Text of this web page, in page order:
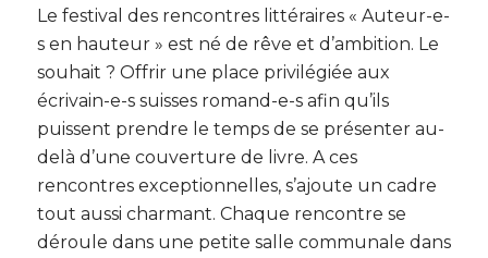
Le festival des rencontres littéraires « Auteur-e-
s en hauteur » est né de rêve et d’ambition. Le
souhait ? Offrir une place privilégiée aux
écrivain-e-s suisses romand-e-s afin qu’ils
puissent prendre le temps de se présenter au-
delà d’une couverture de livre. A ces
rencontres exceptionnelles, s’ajoute un cadre
tout aussi charmant. Chaque rencontre se
déroule dans une petite salle communale dans